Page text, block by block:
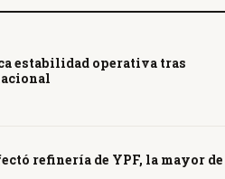
estabilidad operativa tras
refinería de YPF, la mayor de